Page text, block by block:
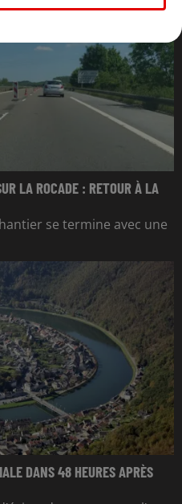
LA ROCADE : RETOUR À LA
se termine avec une
DANS 48 HEURES APRÈS